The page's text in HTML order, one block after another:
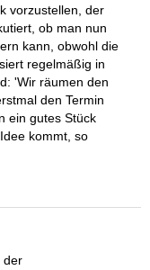
vorzustellen, der
ob man nun
kann, obwohl die
regelmäßig in
'Wir räumen den
den Termin
ein gutes Stück
kommt, so
der